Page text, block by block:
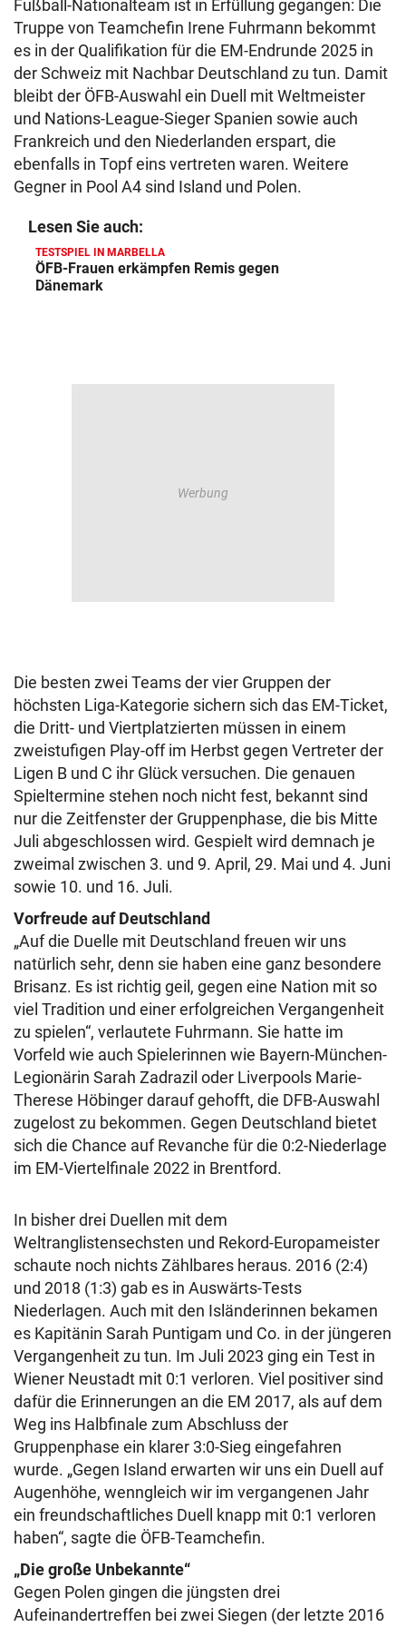
Fußball-Nationalteam ist in Erfüllung gegangen: Die
Truppe von Teamchefin Irene Fuhrmann bekommt
es in der Qualifikation für die EM-Endrunde 2025 in
der Schweiz mit Nachbar Deutschland zu tun. Damit
bleibt der ÖFB-Auswahl ein Duell mit Weltmeister
und Nations-League-Sieger Spanien sowie auch
Frankreich und den Niederlanden erspart, die
ebenfalls in Topf eins vertreten waren. Weitere
Gegner in Pool A4 sind Island und Polen.
Lesen Sie auch:
TESTSPIEL IN MARBELLA
ÖFB-Frauen erkämpfen Remis gegen
Dänemark
Die besten zwei Teams der vier Gruppen der
höchsten Liga-Kategorie sichern sich das EM-Ticket,
die Dritt- und Viertplatzierten müssen in einem
zweistufigen Play-off im Herbst gegen Vertreter der
Ligen B und C ihr Glück versuchen. Die genauen
Spieltermine stehen noch nicht fest, bekannt sind
nur die Zeitfenster der Gruppenphase, die bis Mitte
Juli abgeschlossen wird. Gespielt wird demnach je
zweimal zwischen 3. und 9. April, 29. Mai und 4. Juni
sowie 10. und 16. Juli.
Vorfreude auf Deutschland
„Auf die Duelle mit Deutschland freuen wir uns
natürlich sehr, denn sie haben eine ganz besondere
Brisanz. Es ist richtig geil, gegen eine Nation mit so
viel Tradition und einer erfolgreichen Vergangenheit
zu spielen“, verlautete Fuhrmann. Sie hatte im
Vorfeld wie auch Spielerinnen wie Bayern-München-
Legionärin Sarah Zadrazil oder Liverpools Marie-
Therese Höbinger darauf gehofft, die DFB-Auswahl
zugelost zu bekommen. Gegen Deutschland bietet
sich die Chance auf Revanche für die 0:2-Niederlage
im EM-Viertelfinale 2022 in Brentford.
In bisher drei Duellen mit dem
Weltranglistensechsten und Rekord-Europameister
schaute noch nichts Zählbares heraus. 2016 (2:4)
und 2018 (1:3) gab es in Auswärts-Tests
Niederlagen. Auch mit den Isländerinnen bekamen
es Kapitänin Sarah Puntigam und Co. in der jüngeren
Vergangenheit zu tun. Im Juli 2023 ging ein Test in
Wiener Neustadt mit 0:1 verloren. Viel positiver sind
dafür die Erinnerungen an die EM 2017, als auf dem
Weg ins Halbfinale zum Abschluss der
Gruppenphase ein klarer 3:0-Sieg eingefahren
wurde. „Gegen Island erwarten wir uns ein Duell auf
Augenhöhe, wenngleich wir im vergangenen Jahr
ein freundschaftliches Duell knapp mit 0:1 verloren
haben“, sagte die ÖFB-Teamchefin.
„Die große Unbekannte“
Gegen Polen gingen die jüngsten drei
Aufeinandertreffen bei zwei Siegen (der letzte 2016